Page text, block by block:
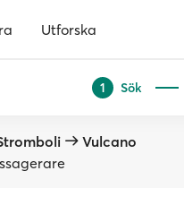
Utforska
1 Sök
Vulcano